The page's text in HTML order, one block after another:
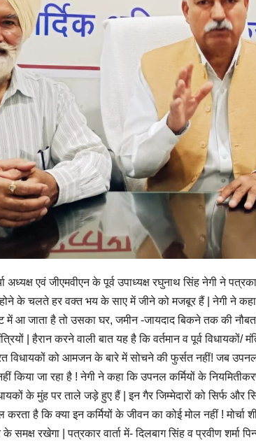
अध्यक्ष एवं जीएमवीएन के पूर्व उपाध्यक्ष रघुनाथ सिंह नेगी ने
होने के चलते हर वक्त भय के साए में जीने को मजबूर हैं | नेगी ने
में आ जाता है तो उसका घर, जमीन -जायदाद बिकने तक की
| हैरान करने वाली बात यह है कि वर्तमान व पूर्व
विधायकों को आमजन के बारे में सोचने की फुर्सत नहीं! जब उपनल
किया जा रहा है ! नेगी ने कहा कि उपनल कर्मियों के
के मुंह पर ताले जड़े हुए हैं | इन गैर जिम्मेदारों को सिर्फ और
करता है कि क्या इन कर्मियों के जीवन का कोई मोल नहीं ! मोर्चा
रखेगा | पत्रकार वार्ता में- दिलबाग सिंह व प्रवीण शर्मा